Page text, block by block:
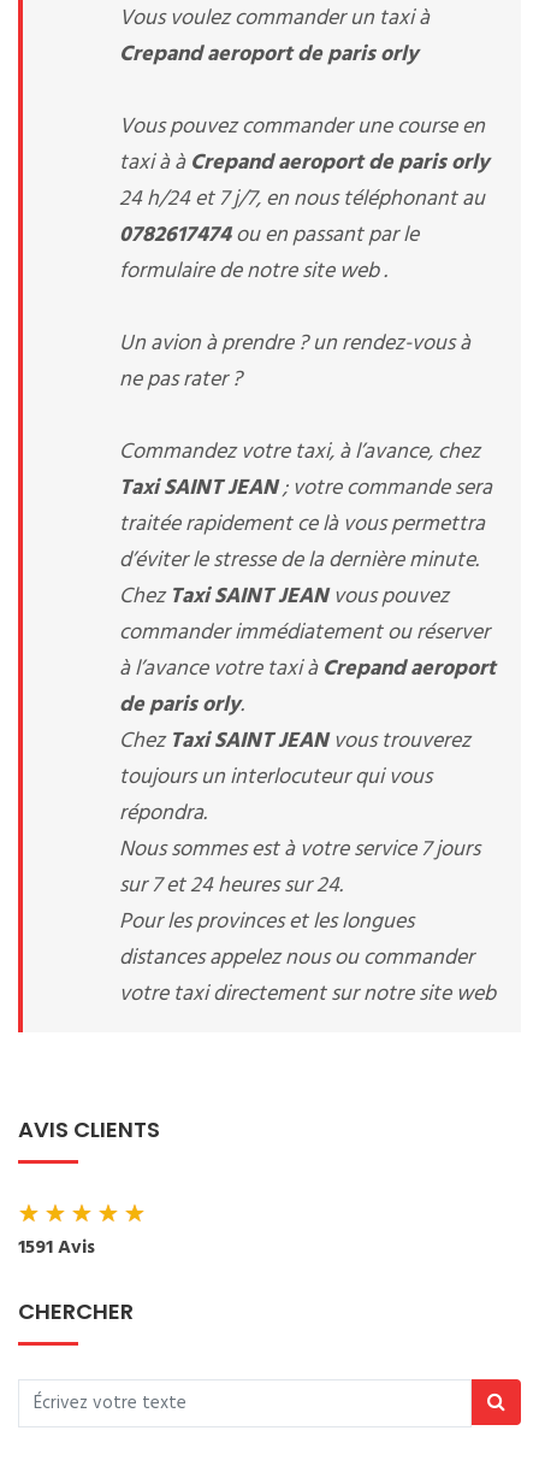
Vous voulez commander un taxi à
Crepand aeroport de paris orly
Vous pouvez commander une course en
taxi à àCrepand aeroport de paris orly
24 h/24 et 7 j/7, en nous téléphonant au
0782617474ou en passant par le
formulaire de notre site web .
Un avion à prendre ? un rendez-vous à
ne pas rater ?
Commandez votre taxi, à l’avance, chez
Taxi SAINT JEAN; votre commande sera
traitée rapidement ce là vous permettra
d’éviter le stresse de la dernière minute.
ChezTaxi SAINT JEANvous pouvez
commander immédiatement ou réserver
à l’avance votre taxi àCrepand aeroport
de paris orly.
ChezTaxi SAINT JEANvous trouverez
toujours un interlocuteur qui vous
répondra.
Nous sommes est à votre service 7 jours
sur 7 et 24 heures sur 24.
Pour les provinces et les longues
distances appelez nous ou commander
votre taxi directement sur notre site web
AVIS CLIENTS
★★★★★
1591 Avis
CHERCHER